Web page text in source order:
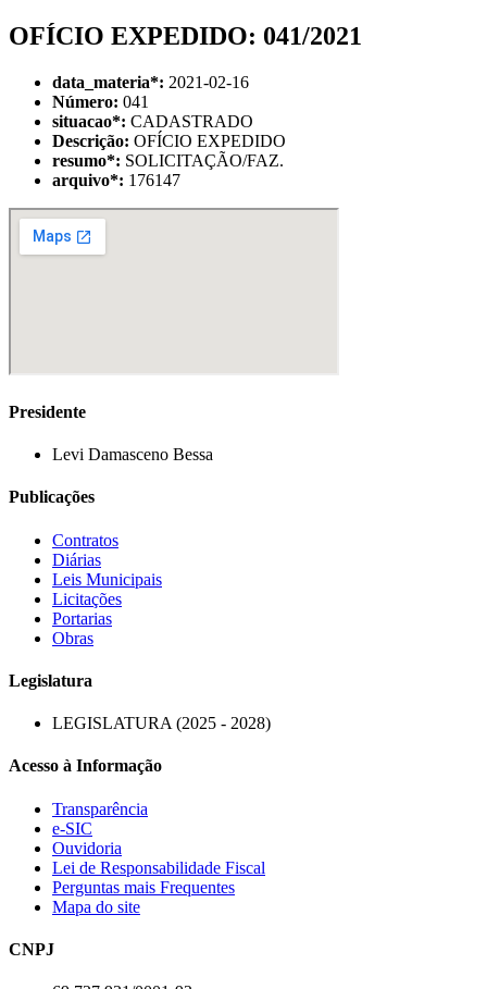
OFÍCIO EXPEDIDO: 041/2021
data_materia*: 2021-02-16
Número: 041
situacao*: CADASTRADO
Descrição: OFÍCIO EXPEDIDO
resumo*: SOLICITAÇÃO/FAZ.
arquivo*: 176147
Presidente
Levi Damasceno Bessa
Publicações
Contratos
Diárias
Leis Municipais
Licitações
Portarias
Obras
Legislatura
LEGISLATURA (2025 - 2028)
Acesso à Informação
Transparência
e-SIC
Ouvidoria
Lei de Responsabilidade Fiscal
Perguntas mais Frequentes
Mapa do site
CNPJ